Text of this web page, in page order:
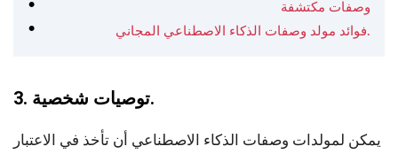
وصفات مكتشفة
فوائد مولد وصفات الذكاء الاصطناعي المجاني.
3. توصيات شخصية.
يمكن لمولدات وصفات الذكاء الاصطناعي أن تأخذ في الاعتبار